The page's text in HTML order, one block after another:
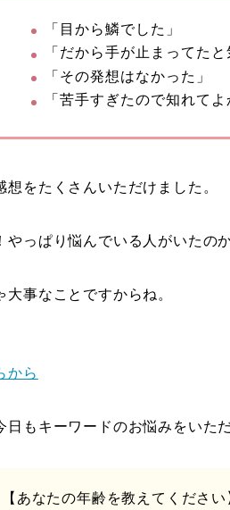
「目から鱗でした」
「だから手が止まってた
「その発想はなかった」
「苦手すぎたので知れて
想をたくさんいただけました。
やっぱり悩んでいる人がいたの
大事なことですからね。
から
日もキーワードのお悩みをいた
【あなたの年齢を教えてくださ